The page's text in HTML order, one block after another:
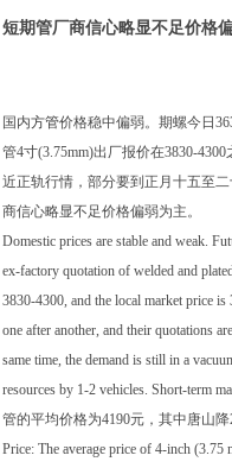
短期管厂商信心略显不足价格
国内方管价格稳中偏弱。期螺今日
管4寸(3.75mm)出厂报价在3830-
近正轨行情，部分要到正月十五至
商信心略显不足价格偏弱为主。
Domestic prices are stable and weak.
ex-factory quotation of welded and
3830-4300, and the local market price is
one after another, and their quotations
same time, the demand is still in a
resources by 1-2 vehicles. Short-term
管的平均价格为4190元，其中唐山
Price: The average price of 4-inch (3.75